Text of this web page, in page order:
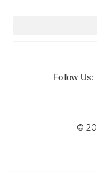
Follow Us:
©